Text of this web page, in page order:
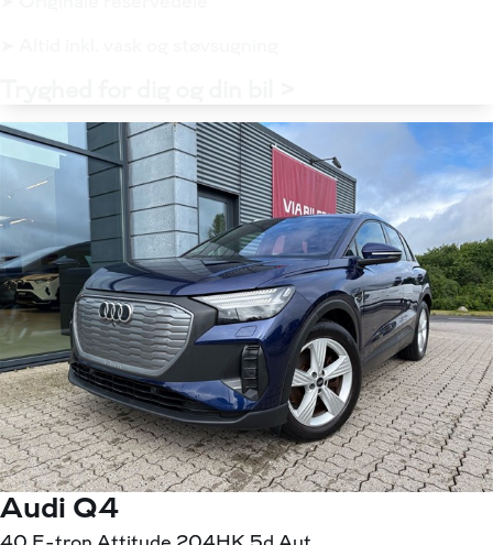
Audi Q4